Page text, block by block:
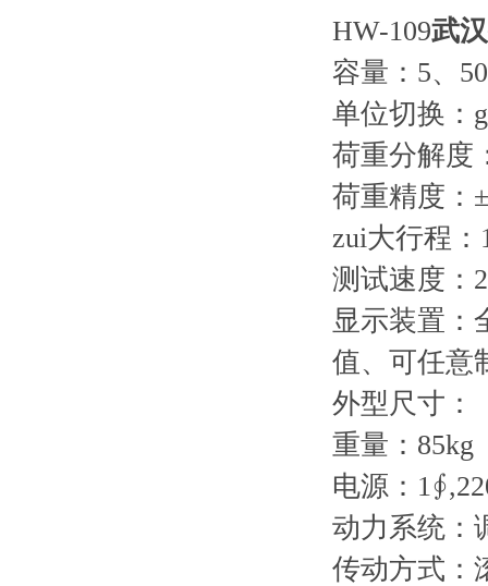
HW-109武
容量：5、
单位切换：
荷重分解度
荷重精度：
zui大行程：
测试速度：
显示装置：
值、可任意
外型尺寸：
重量：85kg
电源：
动力系统：
传动方式：